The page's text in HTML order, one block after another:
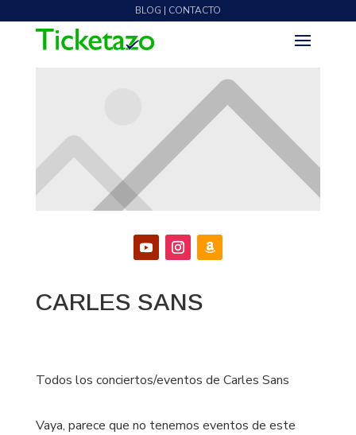
BLOG | CONTACTO
CARLES SANS
Todos los conciertos/eventos de Carles Sans
Vaya, parece que no tenemos eventos de este